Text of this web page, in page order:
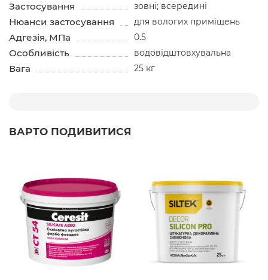
Застосування зовні; всередині
Нюанси застосування для вологих приміщень
Адгезія, МПа 0.5
Особливість водовідштовхувальна
Вага 25 кг
ВАРТО ПОДИВИТИСЯ